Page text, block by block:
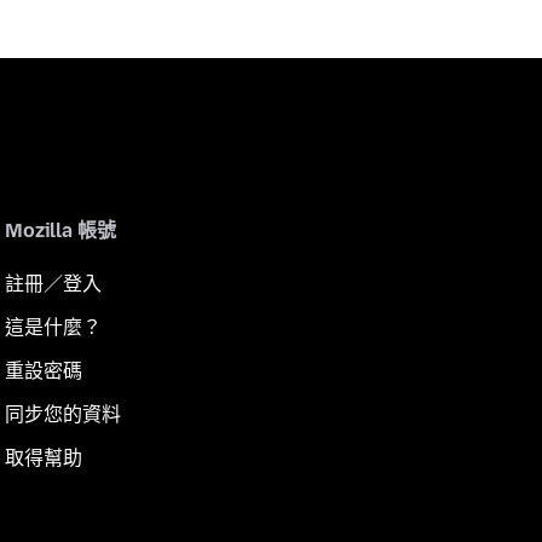
Mozilla 帳號
註冊／登入
這是什麼？
重設密碼
同步您的資料
取得幫助